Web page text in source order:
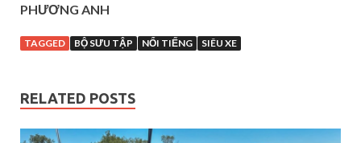
PHƯƠNG ANH
TAGGED BỘ SƯU TẬP NỔI TIẾNG SIÊU XE
RELATED POSTS